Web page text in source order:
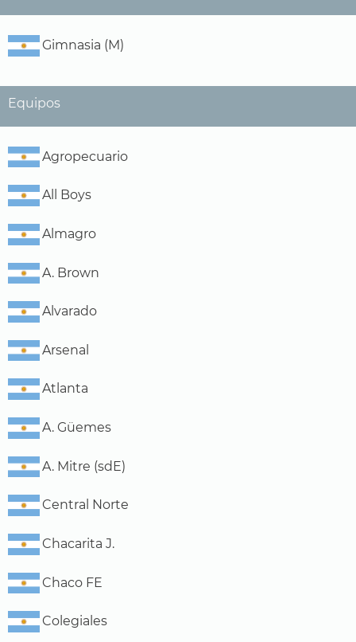
Gimnasia (M)
Equipos
Agropecuario
All Boys
Almagro
A. Brown
Alvarado
Arsenal
Atlanta
A. Güemes
A. Mitre (sdE)
Central Norte
Chacarita J.
Chaco FE
Colegiales